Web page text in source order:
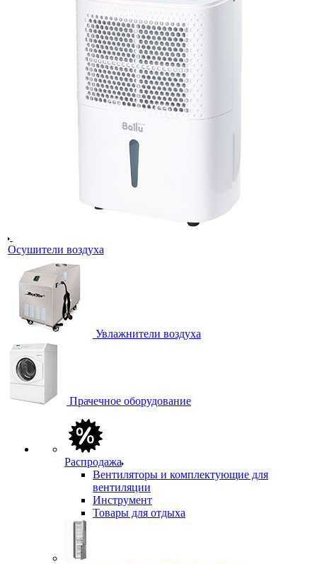
Осушители воздуха
Увлажнители воздуха
Прачечное оборудование
Распродажа
Вентиляторы и комплектующие для
вентиляции
Инструмент
Товары для отдыха